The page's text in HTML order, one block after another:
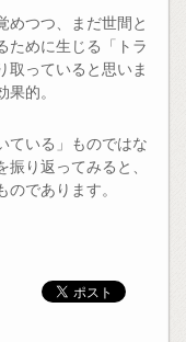
めつつ、まだ世間と
ために生じる「トラ
取っていると思いま
的。
ている」ものではな
り返ってみると、
であります。